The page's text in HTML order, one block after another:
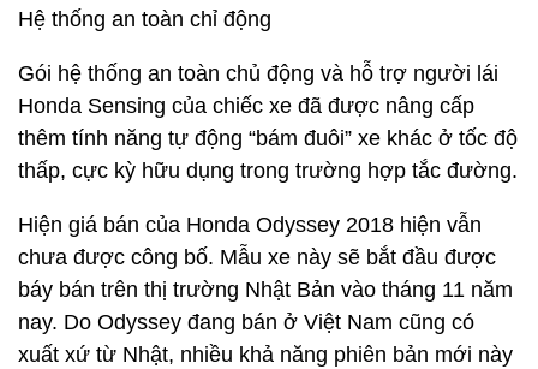
Hệ thống an toàn chỉ động
Gói hệ thống an toàn chủ động và hỗ trợ người lái
Honda Sensing của chiếc xe đã được nâng cấp
thêm tính năng tự động “bám đuôi” xe khác ở tốc độ
thấp, cực kỳ hữu dụng trong trường hợp tắc đường.
Hiện giá bán của Honda Odyssey 2018 hiện vẫn
chưa được công bố. Mẫu xe này sẽ bắt đầu được
báy bán trên thị trường Nhật Bản vào tháng 11 năm
nay. Do Odyssey đang bán ở Việt Nam cũng có
xuất xứ từ Nhật, nhiều khả năng phiên bản mới này